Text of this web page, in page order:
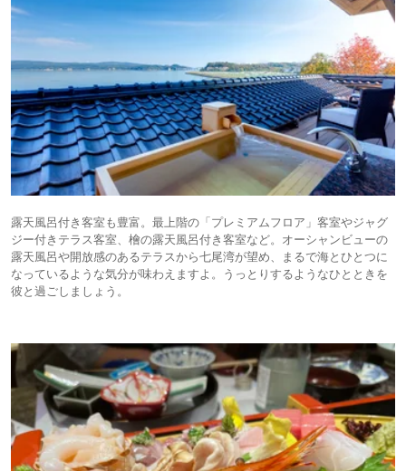
露天風呂付き客室も豊富。最上階の「プレミアムフロア」客室やジャグ
ジー付きテラス客室、檜の露天風呂付き客室など。オーシャンビューの
露天風呂や開放感のあるテラスから七尾湾が望め、まるで海とひとつに
なっているような気分が味わえますよ。うっとりするようなひとときを
彼と過ごしましょう。